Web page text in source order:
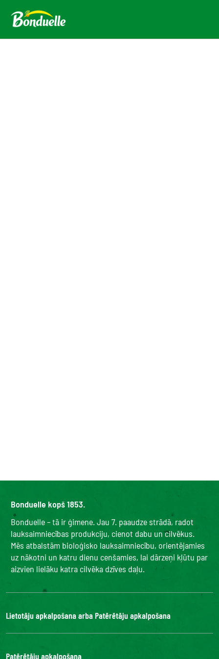
Bonduelle kopš 1853.
Bonduelle – tā ir ģimene. Jau 7. paaudze strādā, radot
lauksaimniecības produkciju, cienot dabu un cilvēkus.
Mēs atbalstām bioloģisko lauksaimniecību, orientējamies
uz nākotni un katru dienu cenšamies, lai dārzeņi kļūtu par
aizvien lielāku katra cilvēka dzīves daļu.
Lietotāju apkalpošana arba Patērētāju apkalpošana
Bonduelle Food Service
Patērētāju apkalpošana